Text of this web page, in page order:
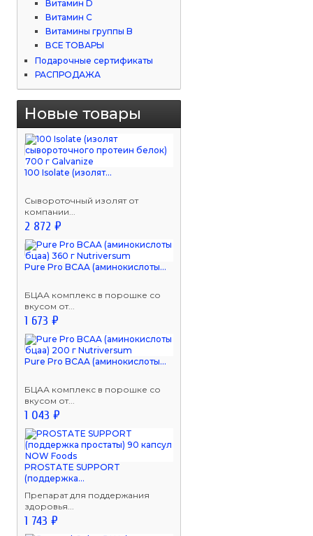
Витамин D
Витамин С
Витамины группы B
ВСЕ ТОВАРЫ
Подарочные сертификаты
РАСПРОДАЖА
Новые товары
100 Isolate (изолят...
Сывороточный изолят от
компании...
2 872 ₽
Pure Pro BCAA (аминокислоты...
БЦАА комплекс в порошке со
вкусом от...
1 673 ₽
Pure Pro BCAA (аминокислоты...
БЦАА комплекс в порошке со
вкусом от...
1 043 ₽
PROSTATE SUPPORT
(поддержка...
Препарат для поддержания
здоровья...
1 743 ₽